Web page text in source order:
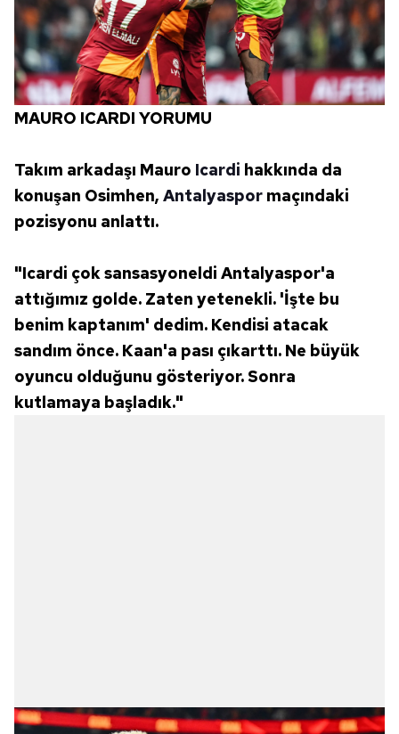
MAURO ICARDI YORUMU
Takım arkadaşı Mauro Icardi hakkında da
konuşan Osimhen, Antalyaspor maçındaki
pozisyonu anlattı.
"Icardi çok sansasyoneldi Antalyaspor'a
attığımız golde. Zaten yetenekli. 'İşte bu
benim kaptanım' dedim. Kendisi atacak
sandım önce. Kaan'a pası çıkarttı. Ne büyük
oyuncu olduğunu gösteriyor. Sonra
kutlamaya başladık."